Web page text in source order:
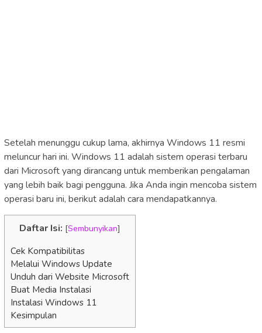
Setelah menunggu cukup lama, akhirnya Windows 11 resmi
meluncur hari ini. Windows 11 adalah sistem operasi terbaru
dari Microsoft yang dirancang untuk memberikan pengalaman
yang lebih baik bagi pengguna. Jika Anda ingin mencoba sistem
operasi baru ini, berikut adalah cara mendapatkannya.
Daftar Isi: [Sembunyikan]
Cek Kompatibilitas
Melalui Windows Update
Unduh dari Website Microsoft
Buat Media Instalasi
Instalasi Windows 11
Kesimpulan